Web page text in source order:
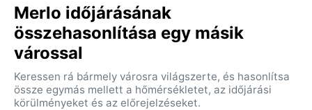
Merlo időjárásának
összehasonlítása egy másik
várossal
Keressen rá bármely városra világszerte, és hasonlítsa
össze egymás mellett a hőmérsékletet, az időjárási
körülményeket és az előrejelzéseket.